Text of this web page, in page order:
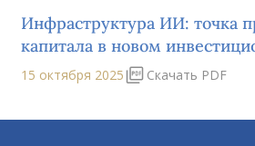
Инфраструктура ИИ: точка
капитала в новом
15 октября 2025 Скачать PDF